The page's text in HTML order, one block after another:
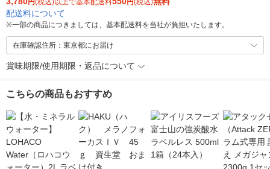
円(税込)以上で基本配送料 円(税込)
配送料について
※一部の商品につきましては、基本配送料を当社が負担いたします。
在庫確認住所：東京都にお届け
賞味期限/使用期限・返品について
こちらの商品もおすすめ